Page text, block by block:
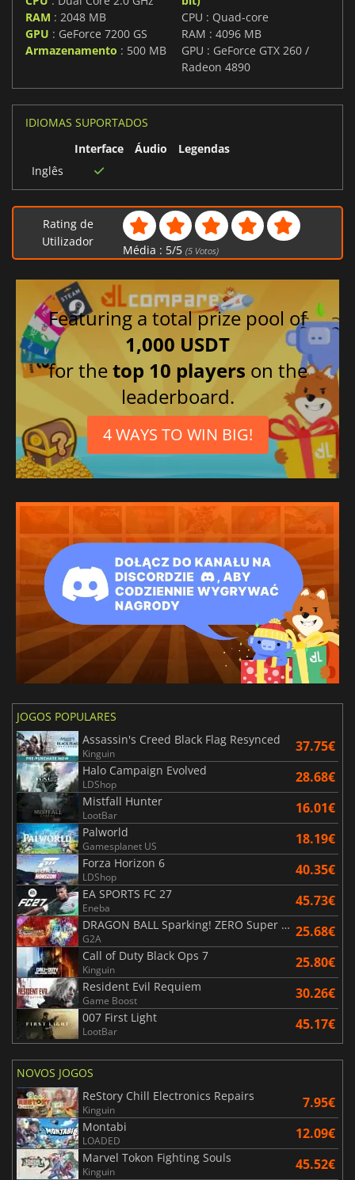
RAM : 2048 MB
GPU : GeForce 7200 GS
Armazenamento : 500 MB
CPU : Quad-core
RAM : 4096 MB
GPU : GeForce GTX 260 /
Radeon 4890
IDIOMAS SUPORTADOS
Interface
Áudio
Legendas
Inglês
Rating de
Utilizador
Média : 5/5 (5Votos)
Featuring a total prize pool of
1,000 USDT
for thetop 10 players on the
leaderboard.
4 WAYS TO WIN BIG!
JOGOS POPULARES
Assassin's Creed Black Flag Resynced
Kinguin 37.75€
Halo Campaign Evolved
LDShop 28.68€
Mistfall Hunter
LootBar 16.01€
Palworld
Gamesplanet US 18.19€
Forza Horizon 6
LDShop 40.35€
EA SPORTS FC 27
Eneba 45.73€
DRAGON BALL Sparking! ZERO Super Limit Breaking NEO
G2A 25.68€
Call of Duty Black Ops 7
Kinguin 25.80€
Resident Evil Requiem
Game Boost 30.26€
007 First Light
LootBar 45.17€
NOVOS JOGOS
ReStory Chill Electronics Repairs
Kinguin 7.95€
Montabi
LOADED 12.09€
Marvel Tokon Fighting Souls
Kinguin 45.52€